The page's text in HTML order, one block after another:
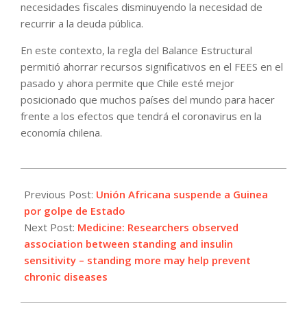
necesidades fiscales disminuyendo la necesidad de
recurrir a la deuda pública.
En este contexto, la regla del Balance Estructural
permitió ahorrar recursos significativos en el FEES en el
pasado y ahora permite que Chile esté mejor
posicionado que muchos países del mundo para hacer
frente a los efectos que tendrá el coronavirus en la
economía chilena.
09-
10
Previous Post: Unión Africana suspende a Guinea
por golpe de Estado
Next Post: Medicine: Researchers observed
association between standing and insulin
sensitivity – standing more may help prevent
chronic diseases